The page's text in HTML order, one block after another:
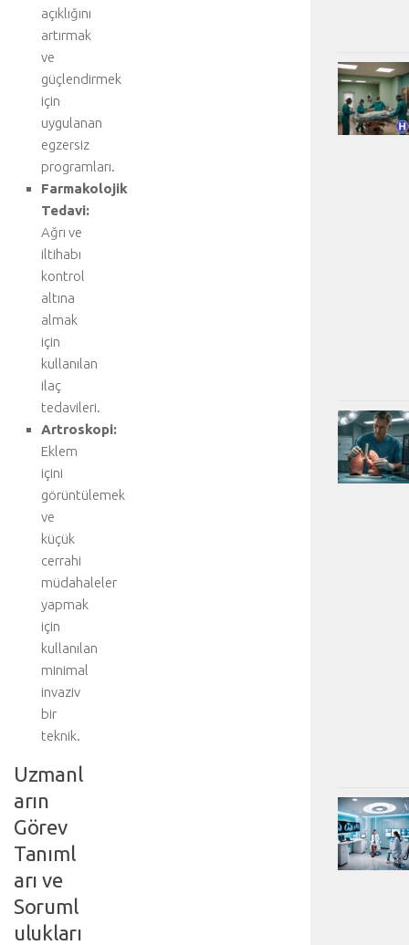
açıklığını
artırmak
ve
güçlendirmek
için
uygulanan
egzersiz
programları.
Farmakolojik
Tedavi:
Ağrı ve
iltihabı
kontrol
altına
almak
için
kullanılan
ilaç
tedavileri.
Artroskopi:
Eklem
içini
görüntülemek
ve
küçük
cerrahi
müdahaleler
yapmak
için
kullanılan
minimal
invaziv
bir
teknik.
Uzmanl
arın
Görev
Tanıml
arı ve
Soruml
ulukları